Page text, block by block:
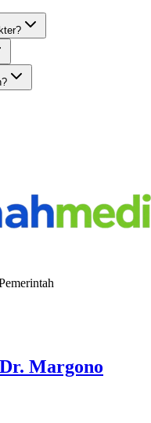
Margono